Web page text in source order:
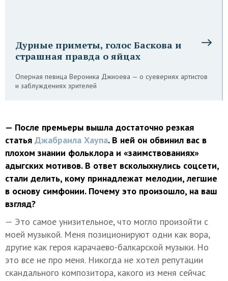
Дурные приметы, голос Баскова и
страшная правда о яйцах
Оперная певица Вероника Джиоева — о суевериях артистов
и заблуждениях зрителей
— После премьеры вышла достаточно резкая
статья Джабраила Хаупа. В ней он обвинил вас в
плохом знании фольклора и «заимствованиях»
адыгских мотивов.В ответ всколыхнулись соцсети,
стали делить, кому принадлежат мелодии, легшие
в основу симфонии. Почему это произошло, на ваш
взгляд?
— Это самое унизительное, что могло произойти с
моей музыкой. Меня позиционируют одни как вора,
другие как героя карачаево-балкарской музыки. Но
это все не про меня. Никогда не хотел репутации
скандального композитора, какого из меня сейчас